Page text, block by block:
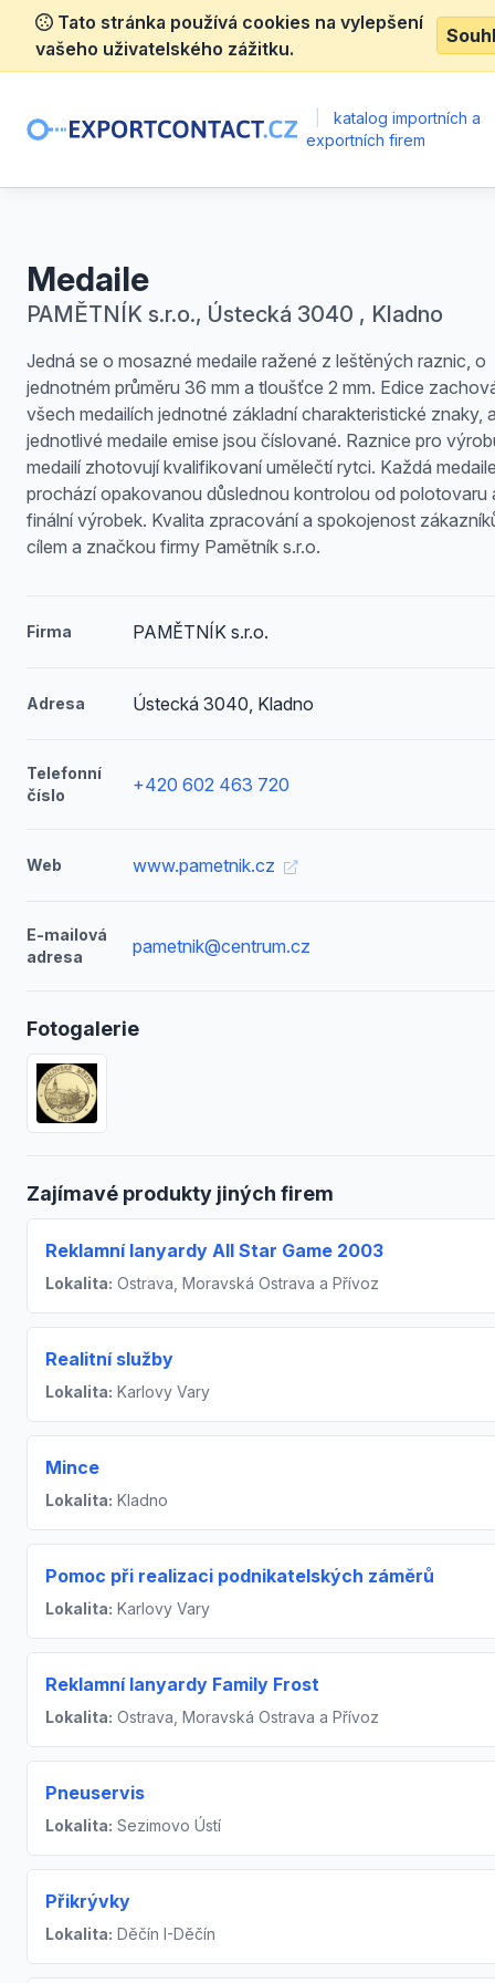
Tato stránka používá cookies na vylepšení
vašeho uživatelského zážitku.
katalog importních a
exportních firem
Medaile
PAMĚTNÍK s.r.o., Ústecká 3040 , Kladno
Jedná se o mosazné medaile ražené z leštěných raznic, o
jednotném průměru 36 mm a tloušťce 2 mm. Edice
všech medailích jednotné základní charakteristické znaky,
jednotlivé medaile emise jsou číslované. Raznice pro
medailí zhotovují kvalifikovaní umělečtí rytci. Každá
prochází opakovanou důslednou kontrolou od polotovaru
finální výrobek. Kvalita zpracování a spokojenost
cílem a značkou firmy Pamětník s.r.o.
Firma PAMĚTNÍK s.r.o.
Adresa Ústecká 3040, Kladno
Telefonní
číslo
+420 602 463 720
Web www.pametnik.cz
E-mailová
adresa
pametnik@centrum.cz
Fotogalerie
Zajímavé produkty jiných firem
Reklamní lanyardy All Star Game 2003
Lokalita: Ostrava, Moravská Ostrava a Přívoz
Realitní služby
Lokalita: Karlovy Vary
Mince
Lokalita: Kladno
Pomoc při realizaci podnikatelských záměrů
Lokalita: Karlovy Vary
Reklamní lanyardy Family Frost
Lokalita: Ostrava, Moravská Ostrava a Přívoz
Pneuservis
Lokalita: Sezimovo Ústí
Přikrývky
Lokalita: Děčín I-Děčín